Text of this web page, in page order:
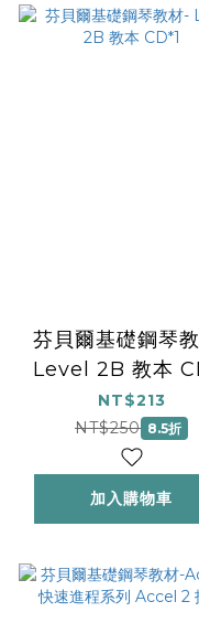
芬貝爾基礎鋼琴
Level 2B 教本
NT$213
NT$250 8.5折
加入購物車